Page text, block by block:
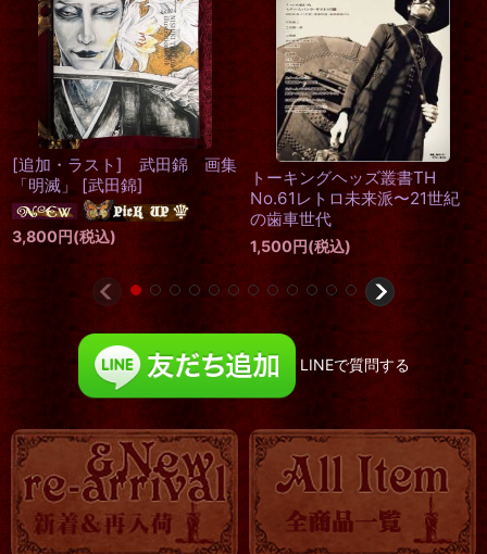
[追加・ラスト] 武田錦 画集
「明滅」
[武田錦]
3,800円(税込)
トーキングヘッズ叢書TH
No.61レトロ未来派〜21世紀
の歯車世代
1,500円(税込)
LINEで質問する